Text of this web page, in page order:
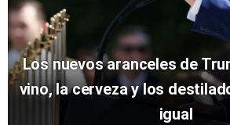
Los nuevos aranceles de
vino, la cerveza y los
igual